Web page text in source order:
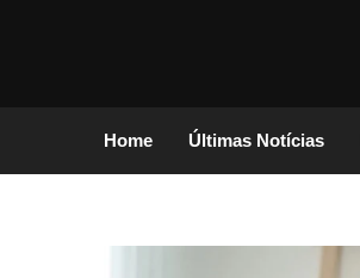
Home Últimas Notícias